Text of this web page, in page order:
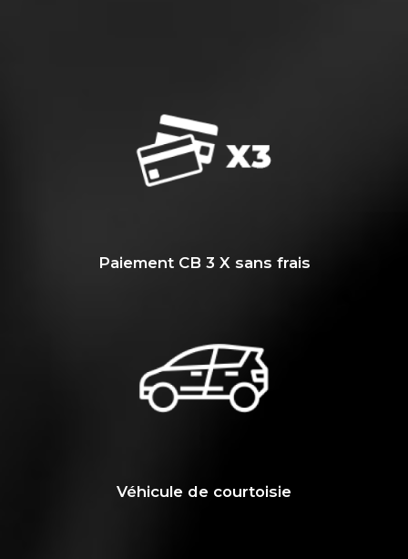
Paiement CB 3 X sans frais
Véhicule de courtoisie